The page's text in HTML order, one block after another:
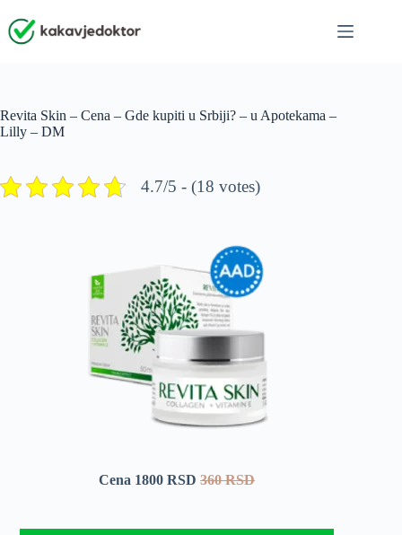
to
content
Revita Skin – Cena – Gde kupiti u Srbiji? – u Apotekama –
Lilly – DM
4.7/5 - (18 votes)
Cena 1800 RSD360 RSD